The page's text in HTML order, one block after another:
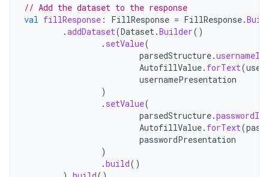
// Add the dataset to the response
val fillResponse : FillResponse = FillResponse.
.addDataset(Dataset.Builder()
. setValue(
parsedStructure.usernameId
AutofillValue. forText(
usernamePresentation
)
. setValue(
parsedStructure.passwordId
AutofillValue. forText(
passwordPresentation
)
.build()